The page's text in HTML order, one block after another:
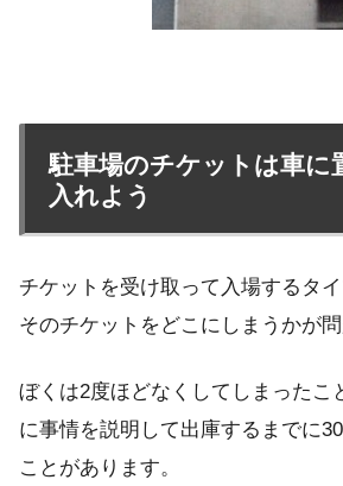
駐車場のチケットは車に
入れよう
チケットを受け取って入場するタイ
そのチケットをどこにしまうかが問
ぼくは2度ほどなくしてしまったこ
に事情を説明して出庫するまでに
ことがあります。